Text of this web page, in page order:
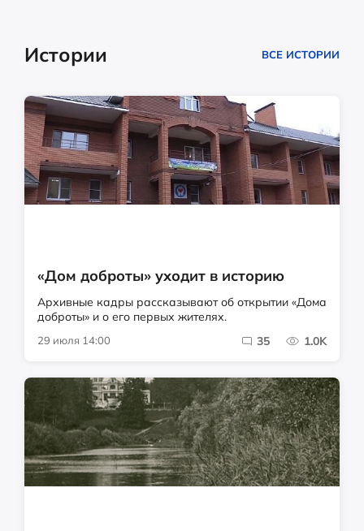
Истории ВСЕ ИСТОРИИ
«Дом доброты» уходит в историю
Архивные кадры рассказывают об открытии «Дома
доброты» и о его первых жителях.
29 июля 14:00 35 1.0K